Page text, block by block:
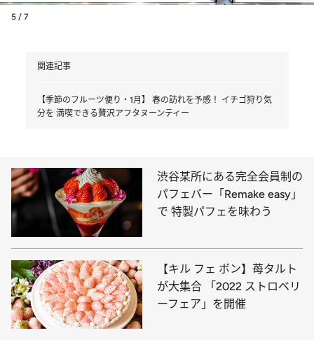
5 / 7
関連記事
【季節のフルーツ便り・1月】 春の訪れを予感！ イチゴ狩り気
分を 満喫できる贅沢アフタヌーンティー
渋谷某所にある完全会員制の
パフェバー「Remake easy」
で 特製パフェを味わう
【キル フェ ボン】苺タルト
が大集合 「2022 ストロベリ
ーフェア」を開催